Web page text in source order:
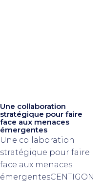
Une collaboration
stratégique pour faire
face aux menaces
émergentes
Une collaboration
stratégique pour faire
face aux menaces
émergentesCENTIGON